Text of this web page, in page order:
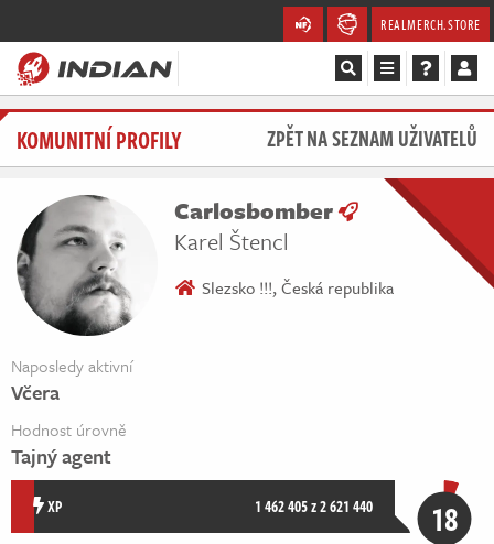
REALMERCH.STORE
Magazín
Videa
Soutěže
Databáze
Komunita
Redakce
Živě
KOMUNITNÍ PROFILY ZPĚT NA SEZNAM UŽIVATELŮ
Carlosbomber
Karel Štencl
Slezsko !!!, Česká republika
Naposledy aktivní
Včera
Hodnost úrovně
Tajný agent
XP 1 462 405 z 2 621 440 18